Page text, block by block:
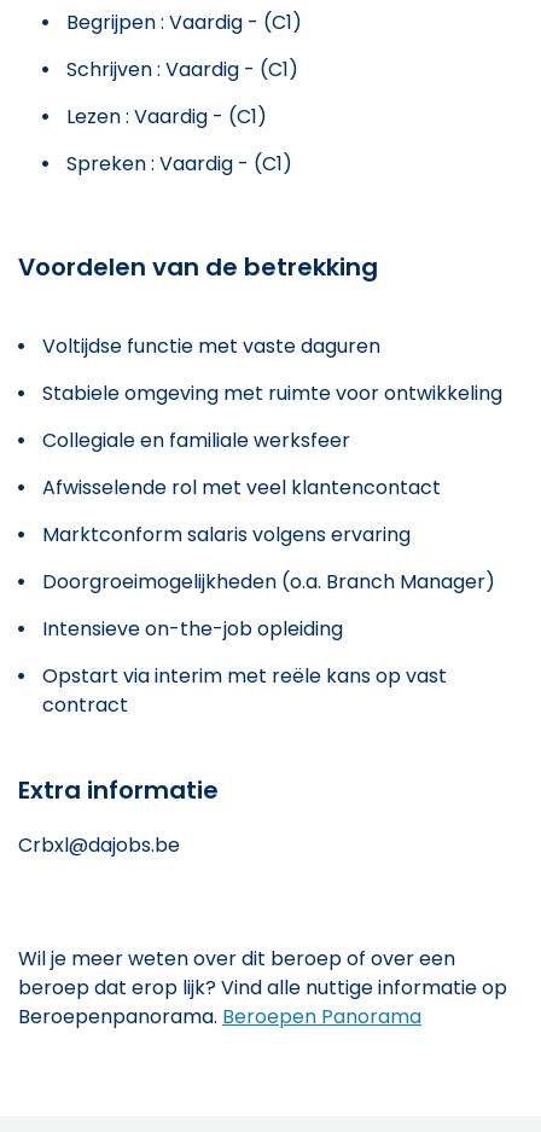
Begrijpen : Vaardig - (C1)
Schrijven : Vaardig - (C1)
Lezen : Vaardig - (C1)
Spreken : Vaardig - (C1)
Voordelen van de betrekking
Voltijdse functie met vaste daguren
Stabiele omgeving met ruimte voor ontwikkeling
Collegiale en familiale werksfeer
Afwisselende rol met veel klantencontact
Marktconform salaris volgens ervaring
Doorgroeimogelijkheden (o.a. Branch Manager)
Intensieve on-the-job opleiding
Opstart via interim met reële kans op vast
contract
Extra informatie
Crbxl@dajobs.be
Wil je meer weten over dit beroep of over een
beroep dat erop lijk? Vind alle nuttige informatie op
Beroepenpanorama. Beroepen Panorama